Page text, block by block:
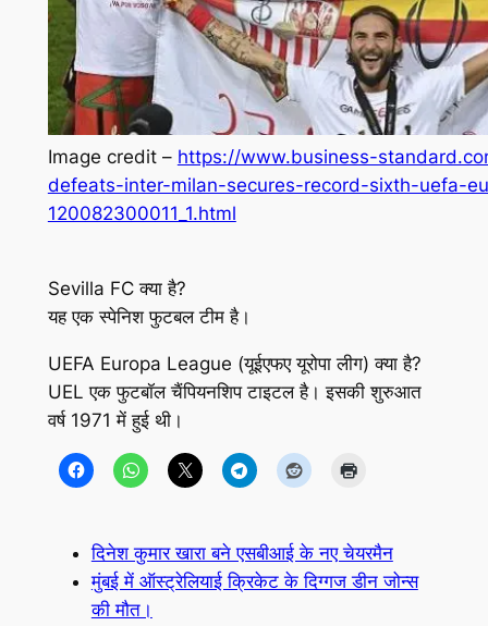
Image credit – https://www.business-
defeats-inter-milan-secures-record-sixth-uefa-
120082300011_1.html
Sevilla FC क्या है?
यह एक स्पेनिश फुटबल टीम है।
UEFA Europa League (यूईएफए यूरोपा लीग) क्या है?
UEL एक फुटबॉल चैंपियनशिप टाइटल है। इसकी शुरुआत
वर्ष 1971 में हुई थी।
दिनेश कुमार खारा बने एसबीआई के नए चेयरमैन
मुंबई में ऑस्ट्रेलियाई क्रिकेट के दिग्गज डीन जोन्स
की मौत।